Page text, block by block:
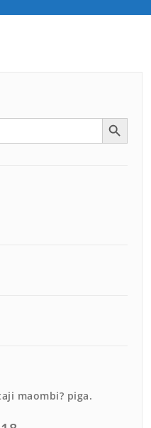
Search Button
maombi? piga.